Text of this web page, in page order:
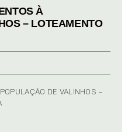
À
– LOTEAMENTO
DE VALINHOS –